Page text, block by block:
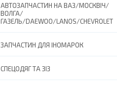
АВТОЗАПЧАСТИН НА ВАЗ/МОСКВІЧ/
ВОЛГА/
ГАЗЕЛЬ/DAEWOO/LANOS/CHEVROLET
ЗАПЧАСТИН ДЛЯ ІНОМАРОК
СПЕЦОДЯГ ТА ЗІЗ